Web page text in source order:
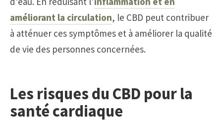
améliorant la circulation, le CBD peut contribuer
à atténuer ces symptômes et à améliorer la qualité
de vie des personnes concernées.
Les risques du CBD pour la
santé cardiaque